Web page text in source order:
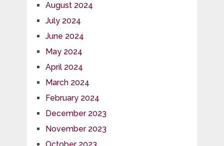
August 2024
July 2024
June 2024
May 2024
April 2024
March 2024
February 2024
December 2023
November 2023